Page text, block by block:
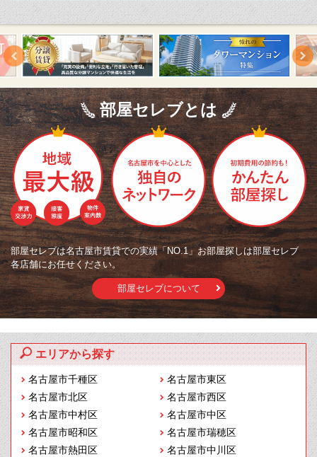
部屋セレブとは
部屋セレブは名古屋市賃貸での実績「NO.1」お部屋探しは部屋セレブ
各店舗にお任せください。
部屋セレブについて
エリアから探す
名古屋市千種区
名古屋市東区
名古屋市北区
名古屋市西区
名古屋市中村区
名古屋市中区
名古屋市昭和区
名古屋市瑞穂区
名古屋市熱田区
名古屋市中川区